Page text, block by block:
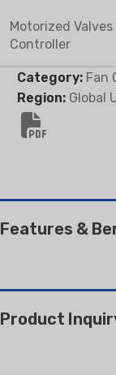
Motorized
Controller
Category: Fan
Region: Global
Features &
Product